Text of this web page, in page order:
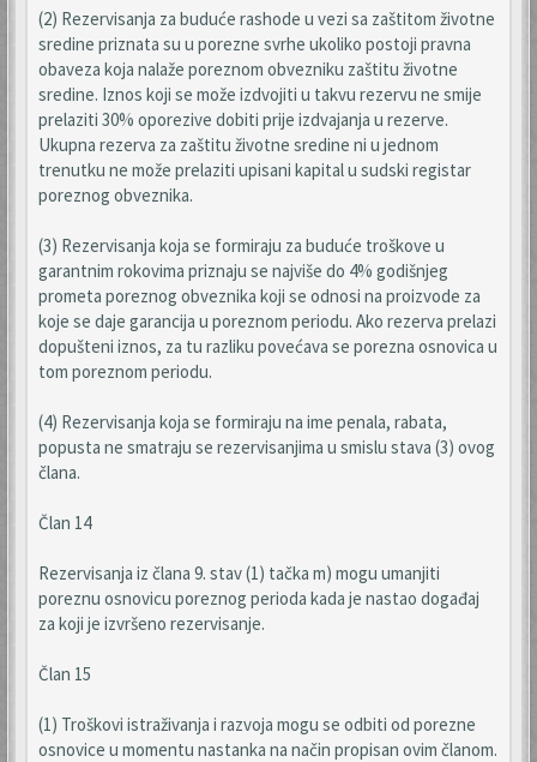
(2) Rezervisanja za buduće rashode u vezi sa zaštitom životne
sredine priznata su u porezne svrhe ukoliko postoji pravna
obaveza koja nalaže poreznom obvezniku zaštitu životne
sredine. Iznos koji se može izdvojiti u takvu rezervu ne smije
prelaziti 30% oporezive dobiti prije izdvajanja u rezerve.
Ukupna rezerva za zaštitu životne sredine ni u jednom
trenutku ne može prelaziti upisani kapital u sudski registar
poreznog obveznika.
(3) Rezervisanja koja se formiraju za buduće troškove u
garantnim rokovima priznaju se najviše do 4% godišnjeg
prometa poreznog obveznika koji se odnosi na proizvode za
koje se daje garancija u poreznom periodu. Ako rezerva prelazi
dopušteni iznos, za tu razliku povećava se porezna osnovica u
tom poreznom periodu.
(4) Rezervisanja koja se formiraju na ime penala, rabata,
popusta ne smatraju se rezervisanjima u smislu stava (3) ovog
člana.
Član 14
Rezervisanja iz člana 9. stav (1) tačka m) mogu umanjiti
poreznu osnovicu poreznog perioda kada je nastao događaj
za koji je izvršeno rezervisanje.
Član 15
(1) Troškovi istraživanja i razvoja mogu se odbiti od porezne
osnovice u momentu nastanka na način propisan ovim članom.